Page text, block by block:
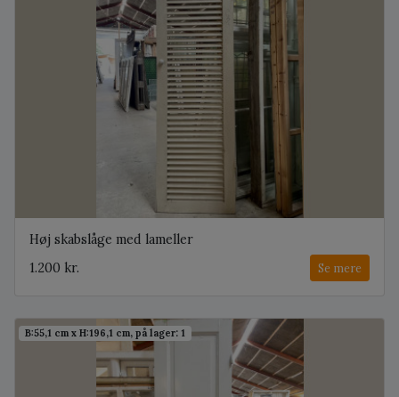
Høj skabslåge med lameller
1.200 kr.
Se mere
B:55,1 cm x H:196,1 cm, på lager: 1